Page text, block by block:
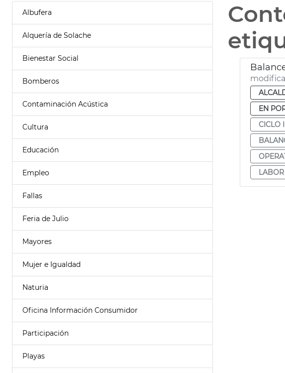
Albufera
Alquería de Solache
Bienestar Social
Bomberos
Contaminación Acústica
Cultura
Educación
Empleo
Fallas
Feria de Julio
Mayores
Mujer e Igualdad
Naturia
Oficina Información Consumidor
Participación
Playas
EN
CICLO